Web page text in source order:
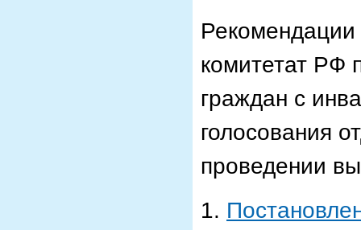
Рекомендации
комитетат РФ
граждан с
голосования
проведении
1.